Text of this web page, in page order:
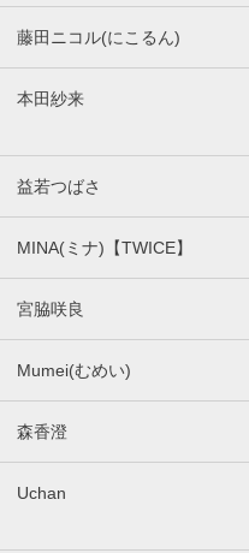
藤田ニコル(にこるん)
本田紗来
益若つばさ
MINA(ミナ)【TWICE】
宮脇咲良
Mumei(むめい)
森香澄
Uchan